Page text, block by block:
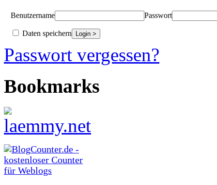
Benutzername Passwort
Daten speichern
Passwort vergessen?
Bookmarks